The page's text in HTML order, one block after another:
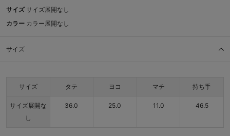
サイズ サイズ展開なし
カラー カラー展開なし
サイズ
サイズ タテ ヨコ マチ 持ち手
サイズ展開な
し
36.0 25.0 11.0 46.5